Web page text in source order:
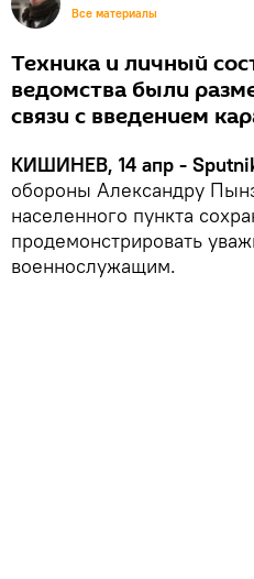
Все материалы
Техника и личный
ведомства были
связи с введением
КИШИНЕВ, 14 апр -
обороны Александру
населенного пункта
продемонстрировать
военнослужащим.